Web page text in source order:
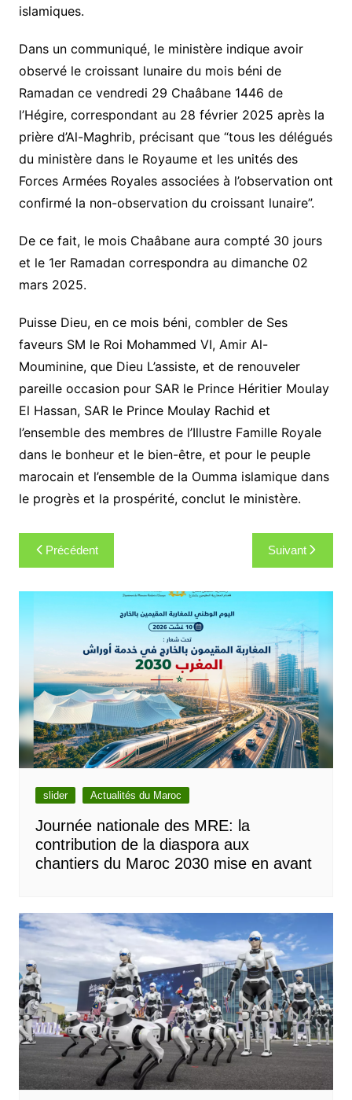
islamiques.
Dans un communiqué, le ministère indique avoir
observé le croissant lunaire du mois béni de
Ramadan ce vendredi 29 Chaâbane 1446 de
l’Hégire, correspondant au 28 février 2025 après la
prière d’Al-Maghrib, précisant que “tous les délégués
du ministère dans le Royaume et les unités des
Forces Armées Royales associées à l’observation ont
confirmé la non-observation du croissant lunaire”.
De ce fait, le mois Chaâbane aura compté 30 jours
et le 1er Ramadan correspondra au dimanche 02
mars 2025.
Puisse Dieu, en ce mois béni, combler de Ses
faveurs SM le Roi Mohammed VI, Amir Al-
Mouminine, que Dieu L’assiste, et de renouveler
pareille occasion pour SAR le Prince Héritier Moulay
El Hassan, SAR le Prince Moulay Rachid et
l’ensemble des membres de l’Illustre Famille Royale
dans le bonheur et le bien-être, et pour le peuple
marocain et l’ensemble de la Oumma islamique dans
le progrès et la prospérité, conclut le ministère.
Navigation
de
l’article
Précédent Suivant
slider Actualités du Maroc
Journée nationale des MRE: la
contribution de la diaspora aux
chantiers du Maroc 2030 mise en avant